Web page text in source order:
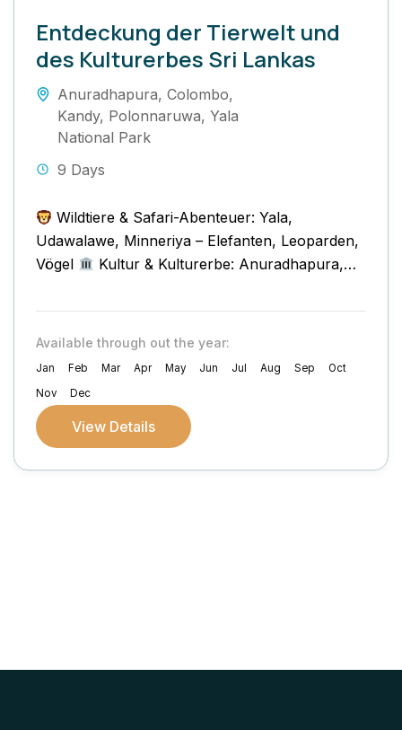
Entdeckung der Tierwelt und
des Kulturerbes Sri Lankas
Anuradhapura, Colombo,
Kandy, Polonnaruwa, Yala
National Park
9 Days
Wildtiere & Safari-Abenteuer: Yala,
Udawalawe, Minneriya – Elefanten, Leoparden,
Vögel
Kultur & Kulturerbe: Anuradhapura,
Tempel
Fototouren...
Available through out the year:
Jan Feb Mar Apr May Jun Jul Aug Sep
Oct
Nov
Dec
View Details